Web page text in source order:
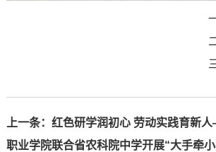
上一条： 红色研学润初心 劳动实践育新
职业学院联合省农科院中学开展“大手牵